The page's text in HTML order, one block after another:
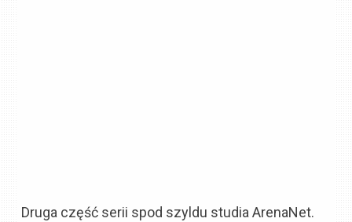
Druga część serii spod szyldu studia ArenaNet.